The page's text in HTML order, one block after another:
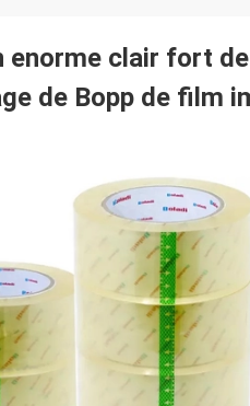
enorme clair fort
de Bopp de film